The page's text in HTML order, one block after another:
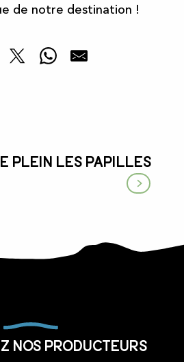
de notre destination !
plein les papilles
marché
nos producteurs